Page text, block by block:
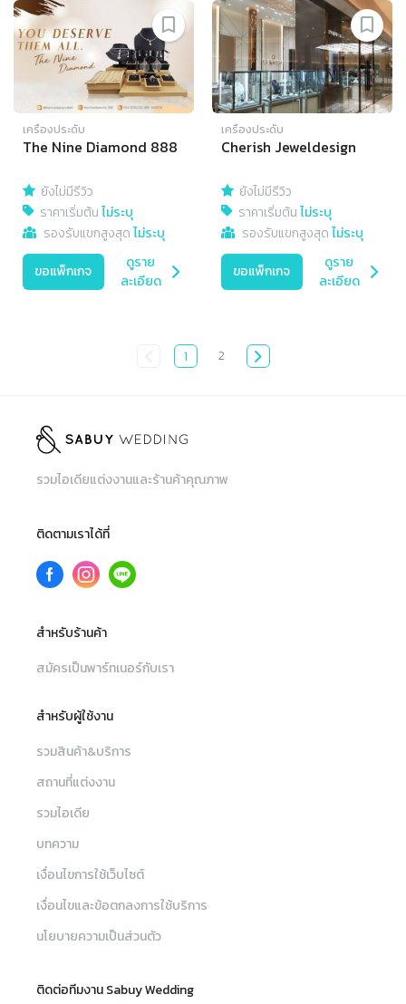
เครื่องประดับ
The Nine Diamond 888
ยังไม่มีรีวิว
ราคาเริ่มต้นไม่ระบุ
รองรับแขกสูงสุดไม่ระบุ
ขอแพ็กเกจ
ดูราย
ละเอียด
เครื่องประดับ
Cherish Jeweldesign
ยังไม่มีรีวิว
ราคาเริ่มต้นไม่ระบุ
รองรับแขกสูงสุดไม่ระบุ
ขอแพ็กเกจ
ดูราย
ละเอียด
1 2
รวมไอเดียแต่งงานและร้านค้าคุณภาพ
ติดตามเราได้ที่
สำหรับร้านค้า
สมัครเป็นพาร์ทเนอร์กับเรา
สำหรับผู้ใช้งาน
รวมสินค้า&บริการ
สถานที่แต่งงาน
รวมไอเดีย
บทความ
เงื่อนไขการใช้เว็บไซต์
เงื่อนไขและข้อตกลงการใช้บริการ
นโยบายความเป็นส่วนตัว
ติดต่อทีมงาน Sabuy Wedding